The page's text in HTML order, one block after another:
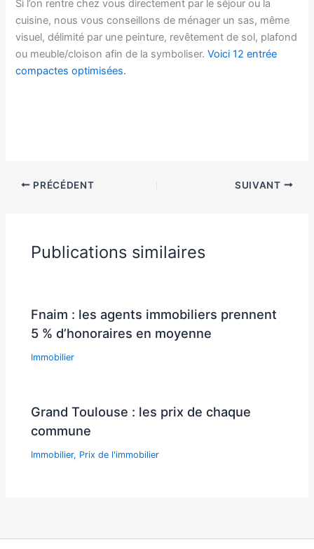
Si l’on rentre chez vous directement par le séjour ou la
cuisine, nous vous conseillons de ménager un sas, même
visuel, délimité par une peinture, revêtement de sol, plafond
ou meuble/cloison afin de la symboliser.Voici 12 entrée
compactes optimisées.
PRÉCÉDENT SUIVANT
Publications similaires
Fnaim : les agents immobiliers prennent
5 % d’honoraires en moyenne
Immobilier
Grand Toulouse : les prix de chaque
commune
Immobilier, Prix de l'immobilier